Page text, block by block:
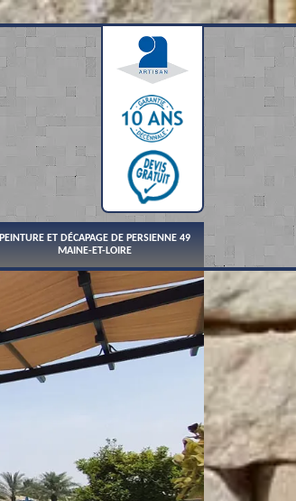
PEINTURE ET DÉCAPAGE DE PERSIENNE 49
MAINE-ET-LOIRE